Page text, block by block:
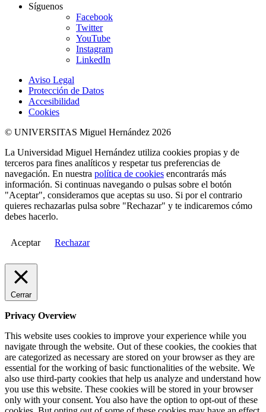
Síguenos
Facebook
Twitter
YouTube
Instagram
LinkedIn
Aviso Legal
Protección de Datos
Accesibilidad
Cookies
© UNIVERSITAS Miguel Hernández 2026
La Universidad Miguel Hernández utiliza cookies propias y de
terceros para fines analíticos y respetar tus preferencias de
navegación. En nuestra política de cookies encontrarás más
información. Si continuas navegando o pulsas sobre el botón
"Aceptar", consideramos que aceptas su uso. Si por el contrario
quieres rechazarlas pulsa sobre "Rechazar" y te indicaremos cómo
debes hacerlo.
Aceptar Rechazar
Cerrar
Privacy Overview
This website uses cookies to improve your experience while you
navigate through the website. Out of these cookies, the cookies that
are categorized as necessary are stored on your browser as they are
essential for the working of basic functionalities of the website. We
also use third-party cookies that help us analyze and understand how
you use this website. These cookies will be stored in your browser
only with your consent. You also have the option to opt-out of these